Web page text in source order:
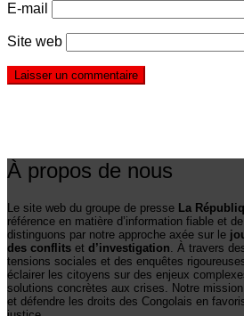
E-mail
Site web
À propos de nous
Le site web du groupe de presse La
référence en matière d’information fiable et
distinguons par notre approche axée sur le
des conflits et d’investigation. À travers
tensions sociales et des enquêtes
éclairer les citoyens sur des enjeux
solutions concrètes aux crises. Notre
et défendre les droits des Congolais en